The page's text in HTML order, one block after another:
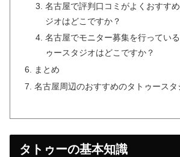
名古屋で評判口コミがよくおすす
ジオはどこですか？
名古屋でモニター募集を行ってい
ゥースタジオはどこですか？
まとめ
名古屋周辺のおすすめのタトゥースタ
タトゥーの基本知識